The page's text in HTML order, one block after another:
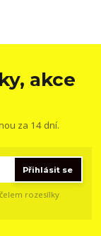
akce
za 14 dní.
Přihlásit se
rozesílky